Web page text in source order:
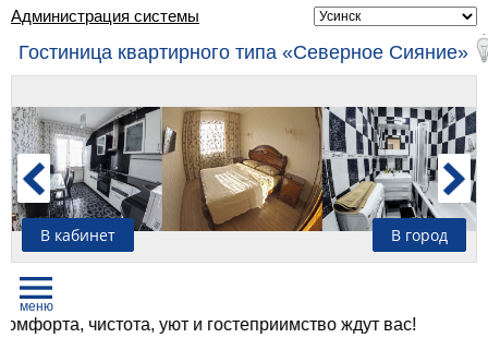
Администрация системы
Гостиница квартирного типа «Северное Сияние»
В кабинет В город
чистота, уют и гостеприимство ждут вас!